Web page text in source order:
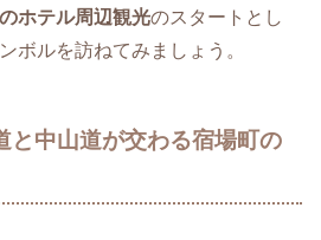
ホテル周辺観光のスタートとし
ボルを訪ねてみましょう。
と中山道が交わる宿場町の